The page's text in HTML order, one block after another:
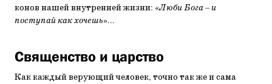
конов нашей внутренней жизни: «Люби Бога – и
поступай как хочешь»...
Священство и царство
Как каждый верующий человек, точно так же и сама